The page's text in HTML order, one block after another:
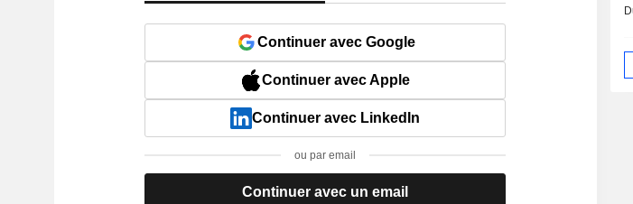
Continuer avec Google
Continuer avec Apple
Continuer avec LinkedIn
ou par email
Continuer avec un email